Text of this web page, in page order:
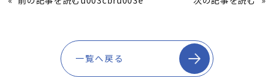
一覧へ戻る